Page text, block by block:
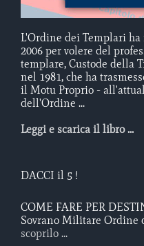
L'Ordine dei Templari
2006 per volere del
templare, Custode della
nel 1981, che ha
il Motu Proprio -
dell'Ordine ...
Leggi e scarica il libro ...
DACCI il 5 !
COME FARE PER
Sovrano Militare Ordine
scoprilo ...